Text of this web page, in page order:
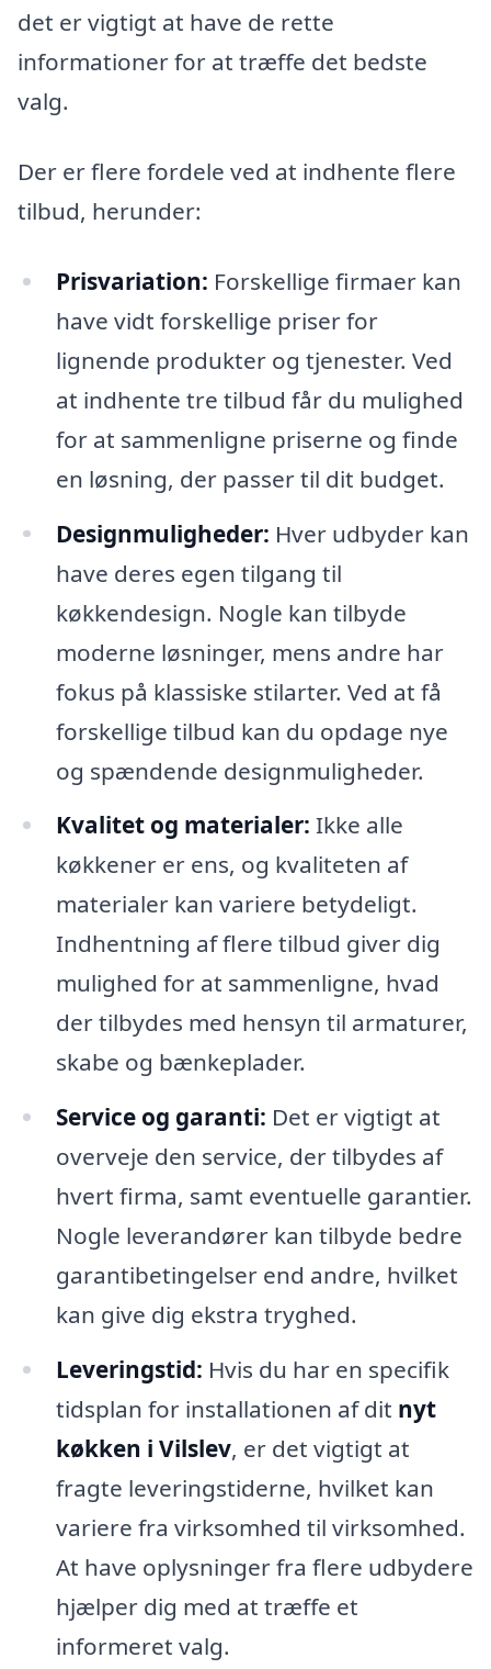
det er vigtigt at have de rette
informationer for at træffe det bedste
valg.
Der er flere fordele ved at indhente flere
tilbud, herunder:
Prisvariation: Forskellige firmaer kan
have vidt forskellige priser for
lignende produkter og tjenester. Ved
at indhente tre tilbud får du mulighed
for at sammenligne priserne og finde
en løsning, der passer til dit budget.
Designmuligheder: Hver udbyder kan
have deres egen tilgang til
køkkendesign. Nogle kan tilbyde
moderne løsninger, mens andre har
fokus på klassiske stilarter. Ved at få
forskellige tilbud kan du opdage nye
og spændende designmuligheder.
Kvalitet og materialer: Ikke alle
køkkener er ens, og kvaliteten af
materialer kan variere betydeligt.
Indhentning af flere tilbud giver dig
mulighed for at sammenligne, hvad
der tilbydes med hensyn til armaturer,
skabe og bænkeplader.
Service og garanti: Det er vigtigt at
overveje den service, der tilbydes af
hvert firma, samt eventuelle garantier.
Nogle leverandører kan tilbyde bedre
garantibetingelser end andre, hvilket
kan give dig ekstra tryghed.
Leveringstid: Hvis du har en specifik
tidsplan for installationen af dit nyt
køkken i Vilslev, er det vigtigt at
fragte leveringstiderne, hvilket kan
variere fra virksomhed til virksomhed.
At have oplysninger fra flere udbydere
hjælper dig med at træffe et
informeret valg.